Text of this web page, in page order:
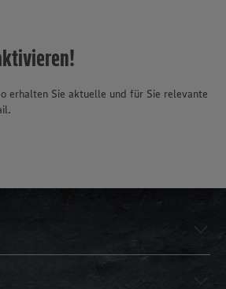
erhalten Sie aktuelle und für Sie relevante